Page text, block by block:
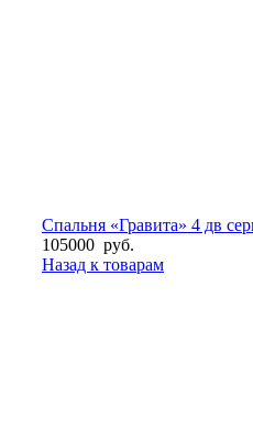
Спальня «Гравита» 4 дв
105000 руб.
Назад к товарам